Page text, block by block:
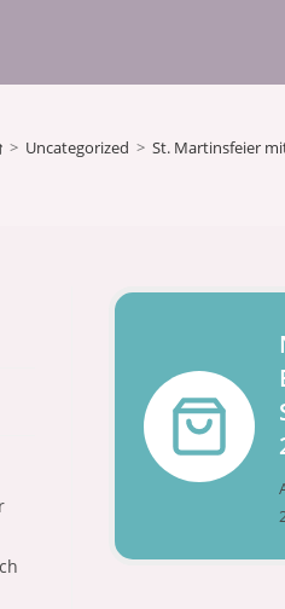
> Uncategorized > St. Martinsfeier